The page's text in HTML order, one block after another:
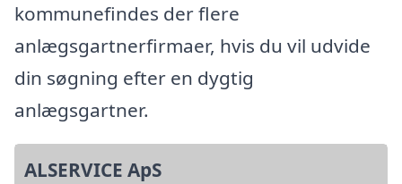
kommunefindes der flere
anlægsgartnerfirmaer, hvis du vil udvide
din søgning efter en dygtig
anlægsgartner.
ALSERVICE ApS